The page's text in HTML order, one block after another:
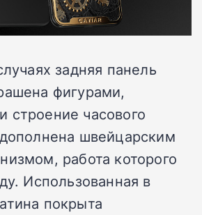
задняя панель
фигурами,
строение часового
швейцарским
работа которого
Использованная в
покрыта